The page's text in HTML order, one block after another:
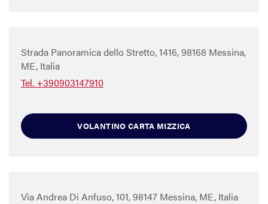
Strada Panoramica dello Stretto, 1416, 98168 Messina,
ME, Italia
Tel. +390903147910
VOLANTINO CARTA MIZZICA
Via Andrea Di Anfuso, 101, 98147 Messina, ME, Italia